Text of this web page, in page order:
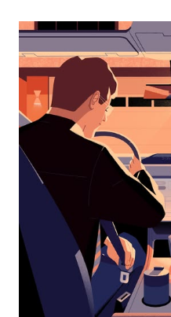
seçmek
aşağı
ok
tuşuna
basın.
Takvimi
kapatmak
için
escape
tuşuna
basın.